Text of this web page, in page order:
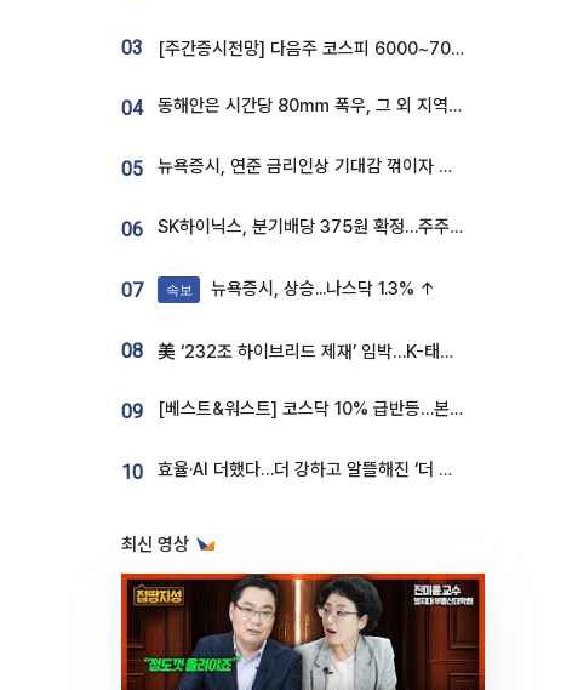
03 [주간증시전망] 다음주 코스피 6000~7000⋯“外人 수급은 정책이 변수”
04 동해안은 시간당 80㎜ 폭우, 그 외 지역은 폭염…‘극과 극 날씨’
05 뉴욕증시, 연준 금리인상 기대감 꺾이자 상승...S&P500 사상 최고치 [종합]
06 SK하이닉스, 분기배당 375원 확정…주주환원책 9월로 앞당겨 발표
07 속보 뉴욕증시, 상승...나스닥 1.3% ↑
08 美 ‘232조 하이브리드 제재’ 임박…K-태양광, 불확실성 털고 날개 다나
09 [베스트&워스트] 코스닥 10% 급반등…본느, 최대주주 변경 기대에 270% 폭등
10 효율·AI 더했다…더 강하고 알뜰해진 ‘더 뉴 그랜저 하이브리드’ [ET의 모빌리티]
최신 영상